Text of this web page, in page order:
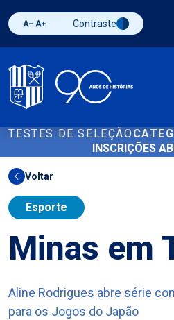
Diminuir fonte
Aumentar fonteAlternar contraste
Contraste
TESTES DE SELEÇÃO
INSCRIÇÕES
Voltar
Esporte
Minas em
Aline Rodrigues abre série
para os Jogos do Japão